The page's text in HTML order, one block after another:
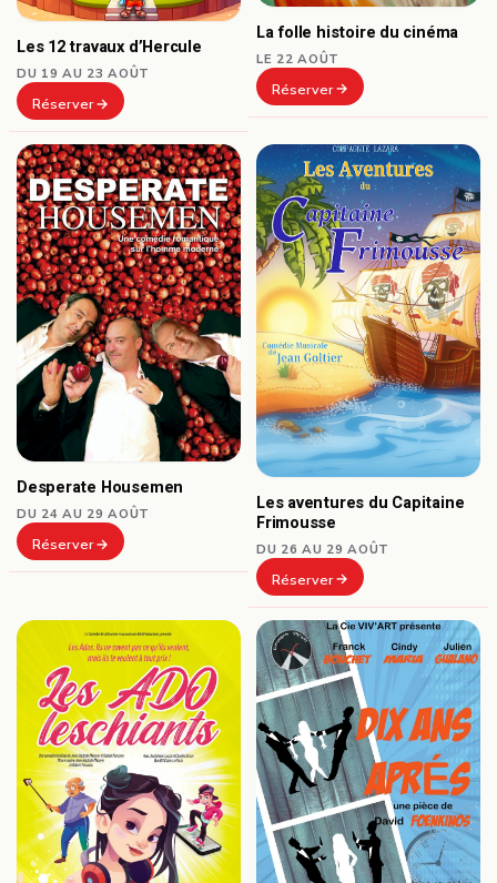
Les 12 travaux d’Hercule
DU 19 AU 23 AOÛT
Réserver
La folle histoire du cinéma
LE 22 AOÛT
Réserver
Desperate Housemen
DU 24 AU 29 AOÛT
Réserver
Les aventures du Capitaine
Frimousse
DU 26 AU 29 AOÛT
Réserver